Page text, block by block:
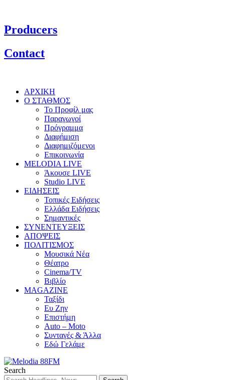
Producers
Contact
ΑΡΧΙΚΗ
Ο ΣΤΑΘΜΟΣ
Το Προφίλ μας
Παραγωγοί
Πρόγραμμα
Διαφήμιση
Διαφημιζόμενοι
Επικοινωνία
MELODIA LIVE
Άκουσε LIVE
Studio LIVE
ΕΙΔΗΣΕΙΣ
Τοπικές Ειδήσεις
Ελλάδα Ειδήσεις
Σημαντικές
ΣΥΝΕΝΤΕΥΞΕΙΣ
ΑΠΟΨΕΙΣ
ΠΟΛΙΤΙΣΜΟΣ
Μουσικά Νέα
Θέατρο
Cinema/TV
Βιβλίο
MAGAZINE
Ταξίδι
Ευ Ζην
Επιστήμη
Auto – Moto
Συνταγές & Άλλα
Εδώ Γελάμε
Search